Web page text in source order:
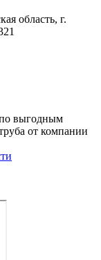
область, г.
выгодным
от компании